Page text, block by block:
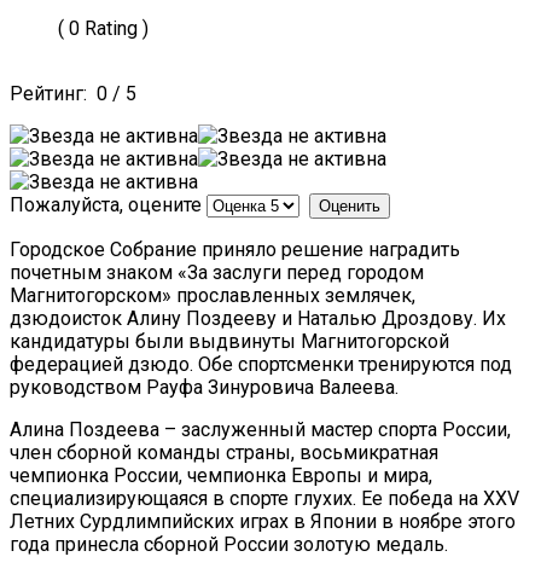
( 0 Rating )
Рейтинг: 0 / 5
Пожалуйста, оцените
Городское Собрание приняло решение наградить
почетным знаком «За заслуги перед городом
Магнитогорском» прославленных землячек,
дзюдоисток Алину Поздееву и Наталью Дроздову. Их
кандидатуры были выдвинуты Магнитогорской
федерацией дзюдо. Обе спортсменки тренируются под
руководством Рауфа Зинуровича Валеева.
Алина Поздеева – заслуженный мастер спорта России,
член сборной команды страны, восьмикратная
чемпионка России, чемпионка Европы и мира,
специализирующаяся в спорте глухих. Ее победа на XXV
Летних Сурдлимпийских играх в Японии в ноябре этого
года принесла сборной России золотую медаль.